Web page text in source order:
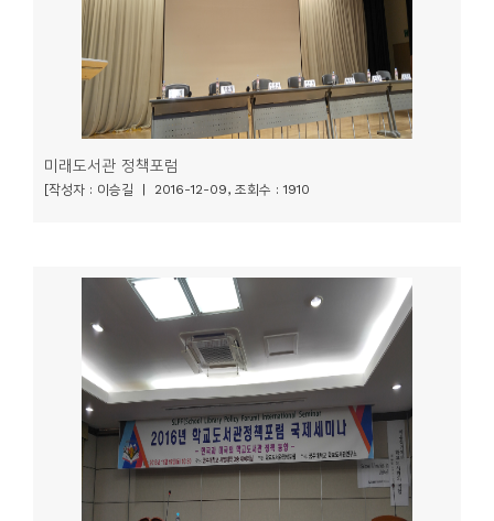
미래도서관 정책포럼
[작성자 : 이승길 | 2016-12-09, 조회수 : 1910